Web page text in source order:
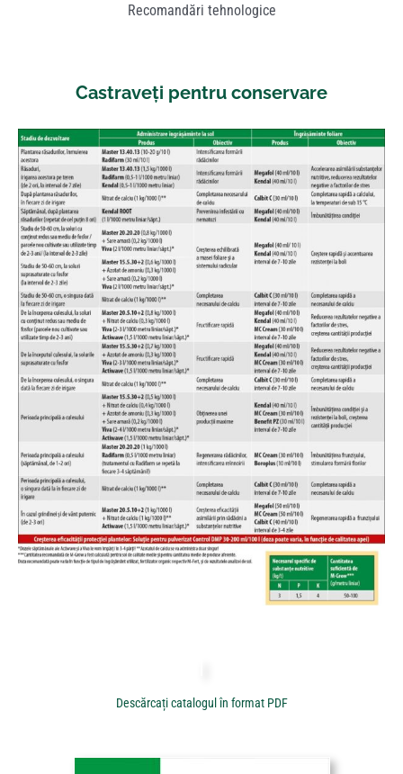
Recomandări tehnologice
Castraveți pentru conservare
Descărcați catalogul în format PDF